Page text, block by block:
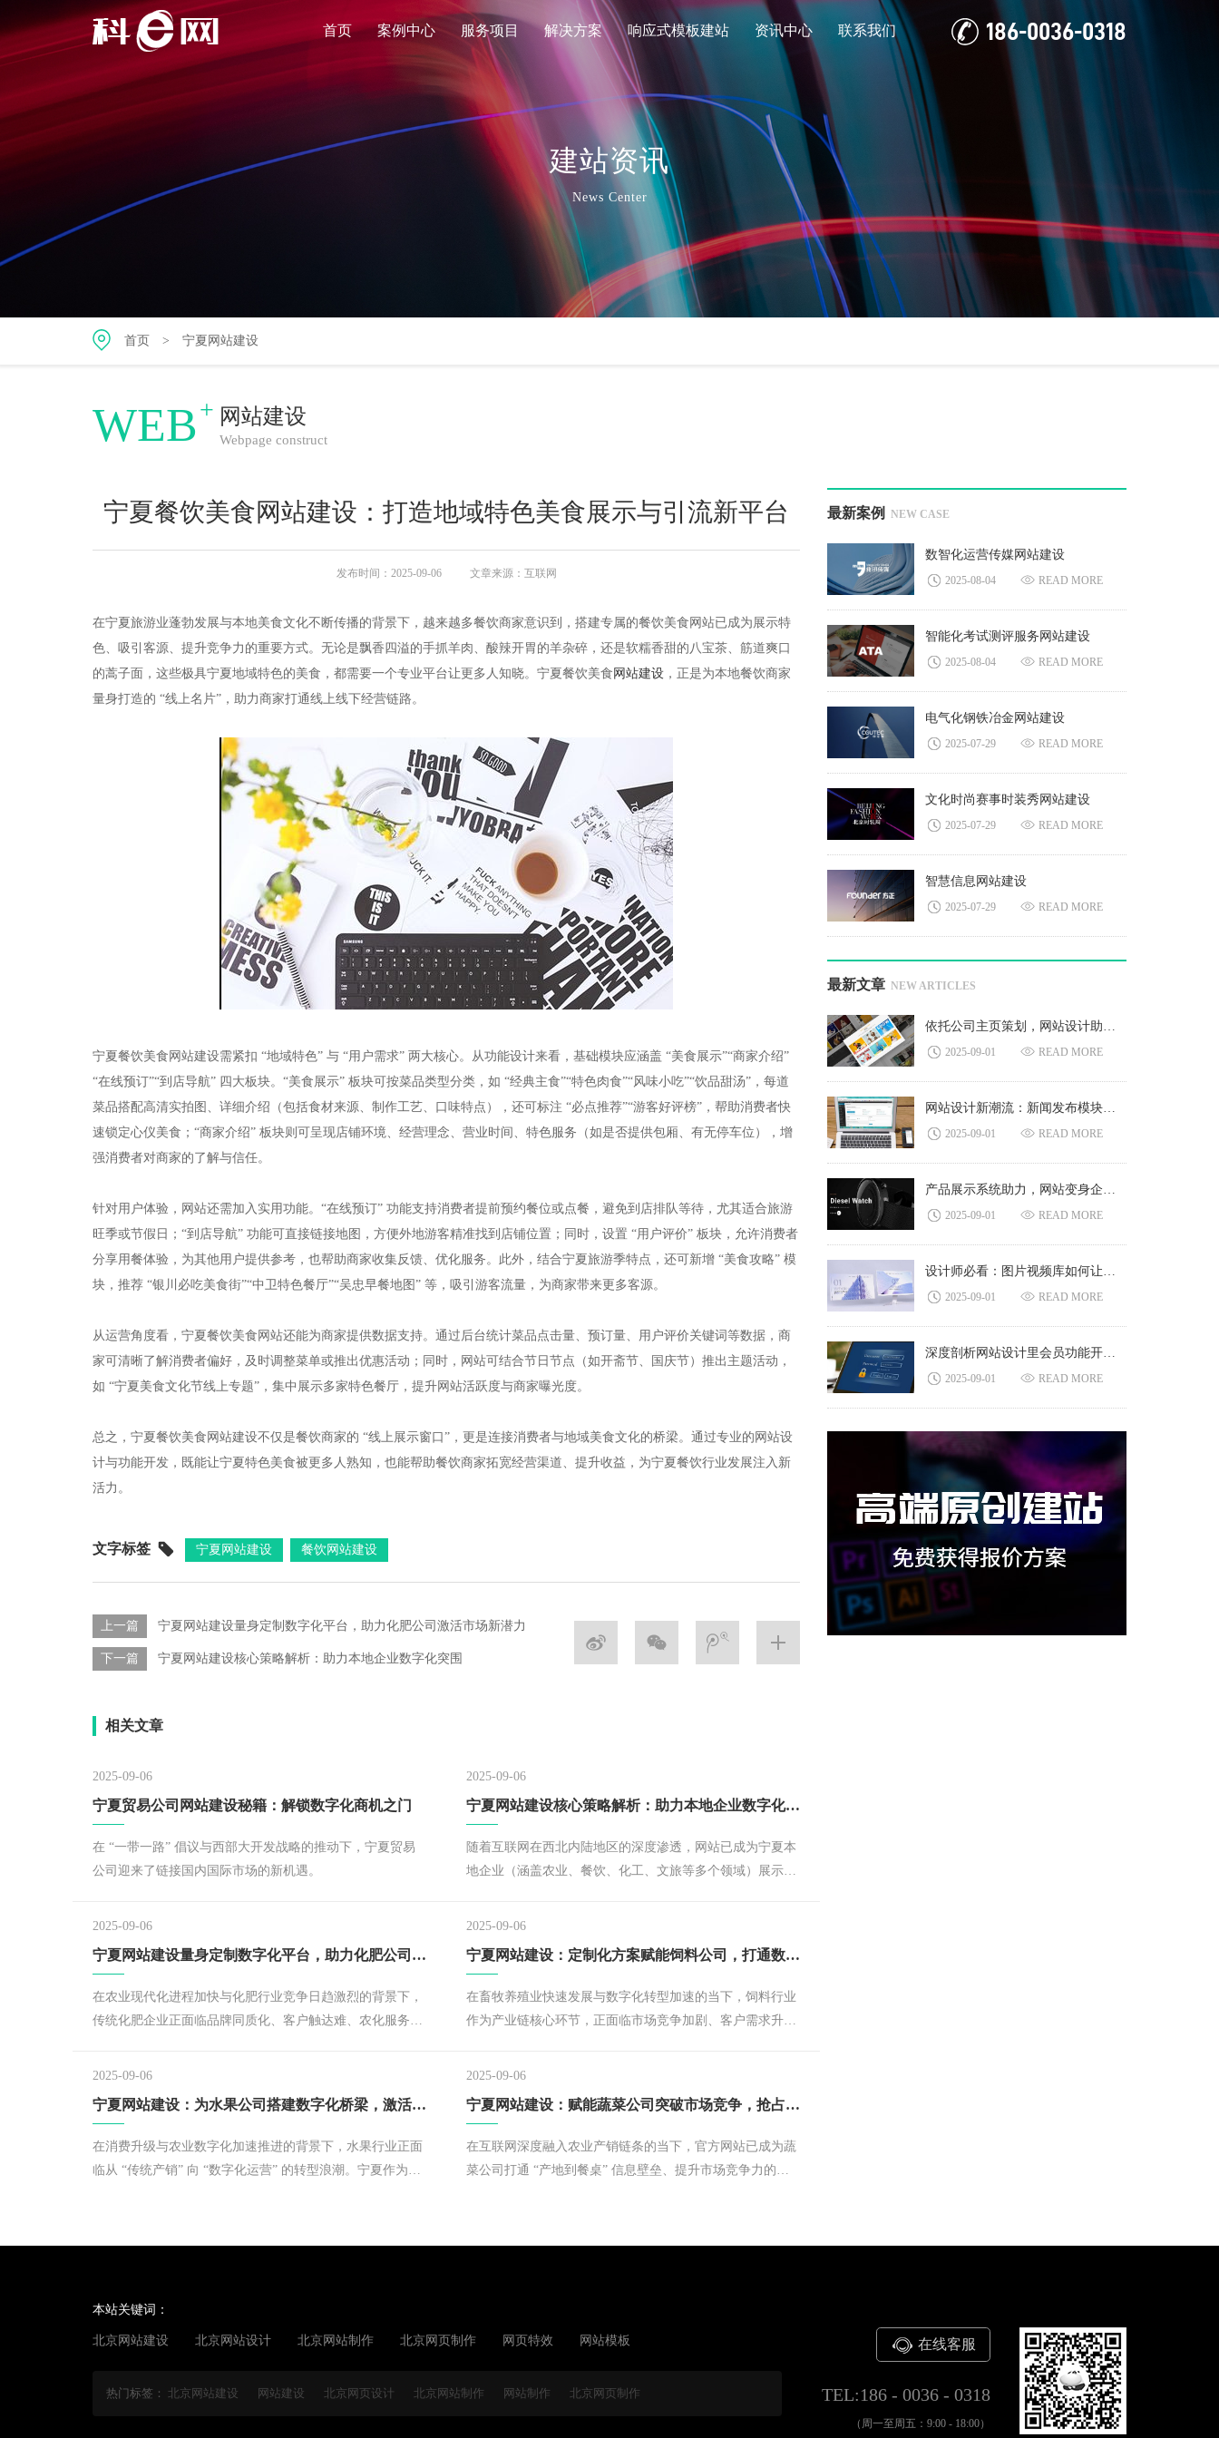
首页 案例中心 服务项目 解决方案 响应式模板建站 资讯中心 联系我们 186-0036-0318
建站资讯
News Center
首页 > 宁夏网站建设
WEB+ 网站建设
Webpage construct
宁夏餐饮美食网站建设：打造地域特色美食展示与引流新平台
发布时间：2025-09-06 文章来源：互联网
在宁夏旅游业蓬勃发展与本地美食文化不断传播的背景下，越来越多餐饮商家意识到，搭建专属的餐饮美食网站已成为展示特
色、吸引客源、提升竞争力的重要方式。无论是飘香四溢的手抓羊肉、酸辣开胃的羊杂碎，还是软糯香甜的八宝茶、筋道爽口
的蒿子面，这些极具宁夏地域特色的美食，都需要一个专业平台让更多人知晓。宁夏餐饮美食 网站建设 ，正是为本地餐饮商家
量身打造的 “线上名片”，助力商家打通线上线下经营链路。​
宁夏餐饮美食网站建设需紧扣 “地域特色” 与 “用户需求” 两大核心。从功能设计来看，基础模块应涵盖 “美食展示”“商家介绍”
“在线预订”“到店导航” 四大板块。“美食展示” 板块可按菜品类型分类，如 “经典主食”“特色肉食”“风味小吃”“饮品甜汤”，每道
菜品搭配高清实拍图、详细介绍（包括食材来源、制作工艺、口味特点），还可标注 “必点推荐”“游客好评榜”，帮助消费者快
速锁定心仪美食；“商家介绍” 板块则可呈现店铺环境、经营理念、营业时间、特色服务（如是否提供包厢、有无停车位），增
强消费者对商家的了解与信任。​
针对用户体验，网站还需加入实用功能。“在线预订” 功能支持消费者提前预约餐位或点餐，避免到店排队等待，尤其适合旅游
旺季或节假日；“到店导航” 功能可直接链接地图，方便外地游客精准找到店铺位置；同时，设置 “用户评价” 板块，允许消费者
分享用餐体验，为其他用户提供参考，也帮助商家收集反馈、优化服务。此外，结合宁夏旅游季特点，还可新增 “美食攻略” 模
块，推荐 “银川必吃美食街”“中卫特色餐厅”“吴忠早餐地图” 等，吸引游客流量，为商家带来更多客源。​
从运营角度看，宁夏餐饮美食网站还能为商家提供数据支持。通过后台统计菜品点击量、预订量、用户评价关键词等数据，商
家可清晰了解消费者偏好，及时调整菜单或推出优惠活动；同时，网站可结合节日节点（如开斋节、国庆节）推出主题活动，
如 “宁夏美食文化节线上专题”，集中展示多家特色餐厅，提升网站活跃度与商家曝光度。​
总之，宁夏餐饮美食网站建设不仅是餐饮商家的 “线上展示窗口”，更是连接消费者与地域美食文化的桥梁。通过专业的网站设
计与功能开发，既能让宁夏特色美食被更多人熟知，也能帮助餐饮商家拓宽经营渠道、提升收益，为宁夏餐饮行业发展注入新
活力。
文字标签 宁夏网站建设 餐饮网站建设
上一篇 宁夏网站建设量身定制数字化平台，助力化肥公司激活市场新潜力
下一篇 宁夏网站建设核心策略解析：助力本地企业数字化突围
相关文章
2025-09-06
宁夏贸易公司网站建设秘籍：解锁数字化商机之门
在 “一带一路” 倡议与西部大开发战略的推动下，宁夏贸易
公司迎来了链接国内国际市场的新机遇。
2025-09-06
宁夏网站建设核心策略解析：助力本地企业数字化突围
随着互联网在西北内陆地区的深度渗透，网站已成为宁夏本
地企业（涵盖农业、餐饮、化工、文旅等多个领域）展示品
2025-09-06
宁夏网站建设量身定制数字化平台，助力化肥公司激活市场新潜力
在农业现代化进程加快与化肥行业竞争日趋激烈的背景下，
传统化肥企业正面临品牌同质化、客户触达难、农化服务滞
2025-09-06
宁夏网站建设：定制化方案赋能饲料公司，打通数字化发展新通道
在畜牧养殖业快速发展与数字化转型加速的当下，饲料行业
作为产业链核心环节，正面临市场竞争加剧、客户需求升
2025-09-06
宁夏网站建设：为水果公司搭建数字化桥梁，激活市场增长新动能
在消费升级与农业数字化加速推进的背景下，水果行业正面
临从 “传统产销” 向 “数字化运营” 的转型浪潮。宁夏作为西
2025-09-06
宁夏网站建设：赋能蔬菜公司突破市场竞争，抢占化先机
在互联网深度融入农业产销链条的当下，官方网站已成为蔬
菜公司打通 “产地到餐桌” 信息壁垒、提升市场竞争力的关
最新案例 NEW CASE
数智化运营传媒网站建设
2025-08-04 READ MORE
智能化考试测评服务网站建设
2025-08-04 READ MORE
电气化钢铁冶金网站建设
2025-07-29 READ MORE
文化时尚赛事时装秀网站建设
2025-07-29 READ MORE
智慧信息网站建设
2025-07-29 READ MORE
最新文章 NEW ARTICLES
2025-09-01 READ MORE
2025-09-01 READ MORE
2025-09-01 READ MORE
2025-09-01 READ MORE
2025-09-01 READ MORE
在线客服
TEL:186 - 0036 - 0318
（周一至周五：9:00 - 18:00）
本站关键词：
北京网站建设 北京网站设计 北京网站制作 北京网页制作 网页特效 网站模板
热门标签： 北京网站建设 网站建设 北京网页设计 北京网站制作 网站制作 北京网页制作